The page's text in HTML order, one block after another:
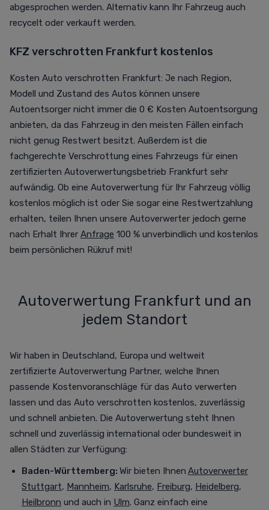
abgesprochen werden. Alternativ kann Ihr Fahrzeug auch
recycelt oder verkauft werden.
KFZ verschrotten Frankfurt kostenlos
Kosten Auto verschrotten Frankfurt: Je nach Region,
Modell und Zustand des Autos können unsere
Autoentsorger nicht immer die 0 € Kosten Autoentsorgung
anbieten, da das Fahrzeug in den meisten Fällen einfach
nicht genug Restwert besitzt. Außerdem ist die
fachgerechte Verschrottung eines Fahrzeugs für einen
zertifizierten Autoverwertungsbetrieb Frankfurt sehr
aufwändig. Ob eine Autoverwertung für Ihr Fahrzeug völlig
kostenlos möglich ist oder Sie sogar eine Restwertzahlung
erhalten, teilen Ihnen unsere Autoverwerter jedoch gerne
nach Erhalt Ihrer Anfrage 100 % unverbindlich und kostenlos
beim persönlichen Rükruf mit!
Autoverwertung Frankfurt und an
jedem Standort
Wir haben in Deutschland, Europa und weltweit
zertifizierte Autoverwertung Partner, welche Ihnen
passende Kostenvoranschläge für das Auto verwerten
lassen und das Auto verschrotten kostenlos, zuverlässig
und schnell anbieten. Die Autoverwertung steht Ihnen
schnell und zuverlässig international oder bundesweit in
allen Städten zur Verfügung:
Baden-Württemberg: Wir bieten Ihnen Autoverwerter
Stuttgart, Mannheim, Karlsruhe, Freiburg, Heidelberg,
Heilbronn und auch in Ulm. Ganz einfach eine